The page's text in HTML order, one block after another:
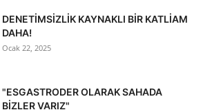
DENETİMSİZLİK KAYNAKLI BİR KATLİAM
DAHA!
Ocak 22, 2025
"ESGASTRODER OLARAK SAHADA
BİZLER VARIZ"